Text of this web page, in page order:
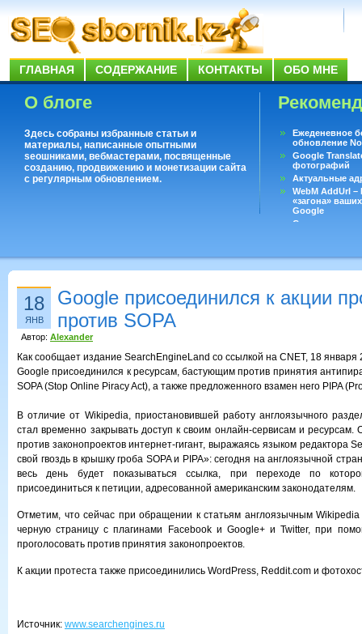
ГЛАВНАЯ СОДЕРЖАНИЕ КОНТАКТЫ ОБО МНЕ
О блоге
Здесь собраны избранные статьи и
материалы, написанные опытными
seoшниками, вебмастерами, посвященные
созданию, продвижению и монетизации сайта
с регулярным обновлением.
Ежеденевное
обновление
Google
фотографий
Актуальные
WebM AddUrl
«загона»
Google
Существует
18
ЯНВ
Google присоединился к акции
против SOPA
Автор: Alexander
Как сообщает издание SearchEngineLand со ссылкой на CNET, 18 января
Google присоединился к ресурсам, бастующим против принятия
SOPA (Stop Online Piracy Act), а также предложенного взамен него PIPA
В отличие от Wikipedia, приостановившей работу англоязычного
стал временно закрывать доступ к своим онлайн-сервисам и ресурсам.
против законопроектов интернет-гигант, выражаясь языком редактора
свой гвоздь в крышку гроба SOPA и PIPA»: сегодня на англоязычной
весь день будет показываться ссылка, при переходе по
присоединиться к петиции, адресованной американским законодателям.
Отметим, что сейчас при обращении к статьям англоязычным Wikipedia
черную страницу с плагинами Facebook и Google+ и Twitter, при
проголосовать против принятия законопроектов.
К акции протеста также присоединились WordPress, Reddit.com и
Источник: www.searchengines.ru